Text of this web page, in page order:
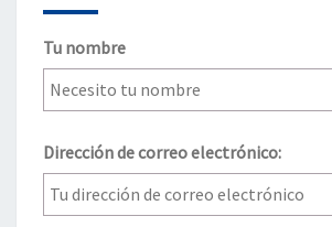
Tu nombre
Dirección de correo electrónico: